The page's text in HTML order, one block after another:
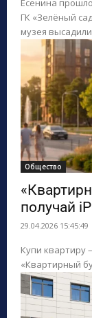
Есенина
ГК «Зелёный
музея
Общество
получай
29.04.2026 15:45:49
Купи квартиру
«Квартирный